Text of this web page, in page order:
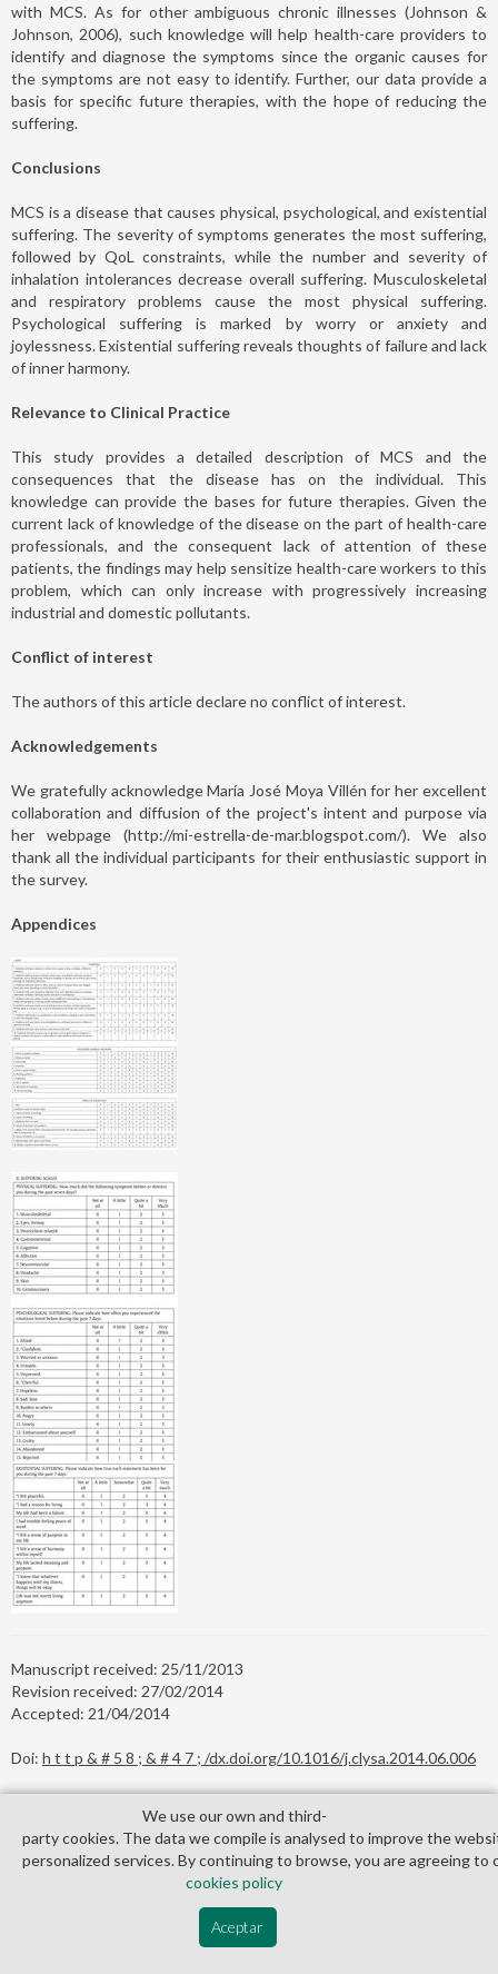
with MCS. As for other ambiguous chronic illnesses (Johnson &
Johnson, 2006), such knowledge will help health-care providers to
identify and diagnose the symptoms since the organic causes for
the symptoms are not easy to identify. Further, our data provide a
basis for specific future therapies, with the hope of reducing the
suffering.
Conclusions
MCS is a disease that causes physical, psychological, and existential
suffering. The severity of symptoms generates the most suffering,
followed by QoL constraints, while the number and severity of
inhalation intolerances decrease overall suffering. Musculoskeletal
and respiratory problems cause the most physical suffering.
Psychological suffering is marked by worry or anxiety and
joylessness. Existential suffering reveals thoughts of failure and lack
of inner harmony.
Relevance to Clinical Practice
This study provides a detailed description of MCS and the
consequences that the disease has on the individual. This
knowledge can provide the bases for future therapies. Given the
current lack of knowledge of the disease on the part of health-care
professionals, and the consequent lack of attention of these
patients, the findings may help sensitize health-care workers to this
problem, which can only increase with progressively increasing
industrial and domestic pollutants.
Conflict of interest
The authors of this article declare no conflict of interest.
Acknowledgements
We gratefully acknowledge María José Moya Villén for her excellent
collaboration and diffusion of the project's intent and purpose via
her webpage (http://mi-estrella-de-mar.blogspot.com/). We also
thank all the individual participants for their enthusiastic support in
the survey.
Appendices
Manuscript received: 25/11/2013
Revision received: 27/02/2014
Accepted: 21/04/2014
Doi: h t t p & # 5 8 ; & # 4 7 ; /dx.doi.org/10.1016/j.clysa.2014.06.006
Rosa García-Sierra. Consorci Sanitari de Terrassa.
Carretera Torrebonica s/n. 08227 Terrassa (Barcelona), Spain.
E-mail:rgarcias@cst.cat
We use our own and third­
party cookies. The data we compile is analysed to improve the
personalized services. By continuing to browse, you are agreeing to
cookies policy
Aceptar